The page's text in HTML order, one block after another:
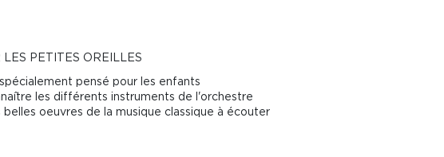
PETITES OREILLES
pensé pour les enfants
les différents instruments de l'orchestre
oeuvres de la musique classique à écouter